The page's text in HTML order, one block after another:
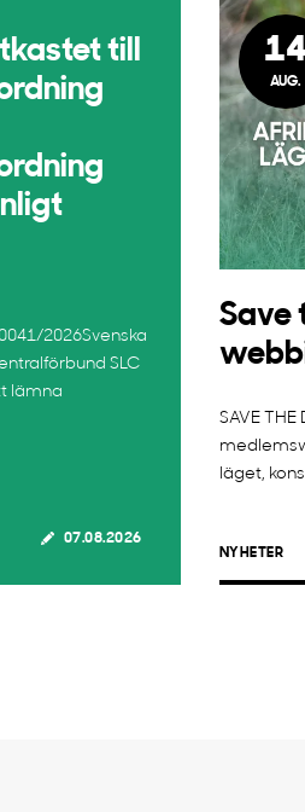
till
2026Svenska
SLC
lämna
07.08.2026
14
AUG.
Save
SAVE THE
läget,
NYHETER